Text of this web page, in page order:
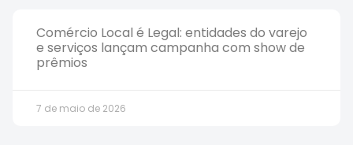
Comércio Local é Legal: entidades do varejo
e serviços lançam campanha com show de
prêmios
7 de maio de 2026